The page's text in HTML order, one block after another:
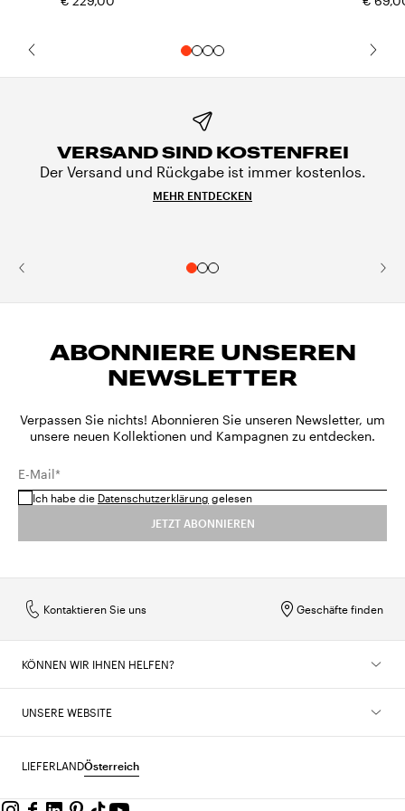
VERSAND SIND KOSTENFREI
Der Versand und Rückgabe ist immer kostenlos.
MEHR ENTDECKEN
ABONNIERE UNSEREN
NEWSLETTER
Verpassen Sie nichts! Abonnieren Sie unseren Newsletter, um
unsere neuen Kollektionen und Kampagnen zu entdecken.
E-Mail*
Ich habe die Datenschutzerklärung gelesen
JETZT ABONNIEREN
Geschäfte finden
Kontaktieren Sie uns
KÖNNEN WIR IHNEN HELFEN?
UNSERE WEBSITE
LIEFERLANDÖsterreich